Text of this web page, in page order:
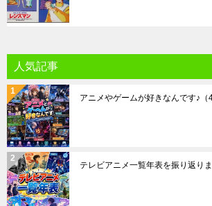
人気記事
アニメやゲームが好きなんです♪
テレビアニメ一覧年表を振り返り